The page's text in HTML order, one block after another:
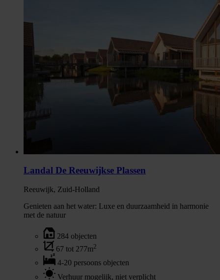
Landal De Reeuwijkse Plassen
Reeuwijk, Zuid-Holland
Genieten aan het water: Luxe en duurzaamheid in harmonie
met de natuur
284 objecten
67 tot 277m2
4-20 persoons objecten
Verhuur mogelijk, niet verplicht